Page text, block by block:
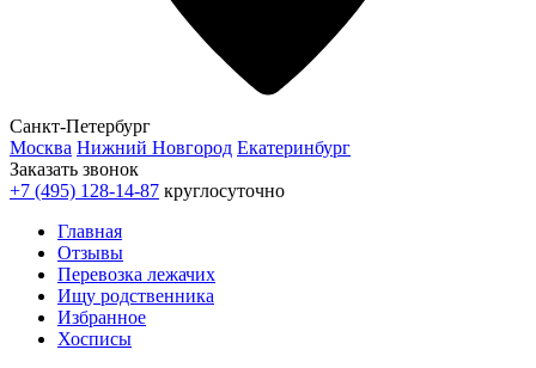
Санкт-Петербург
Москва Нижний Новгород Екатеринбург
Заказать звонок
+7 (495) 128-14-87 круглосуточно
Главная
Отзывы
Перевозка лежачих
Ищу родственника
Избранное
Хосписы